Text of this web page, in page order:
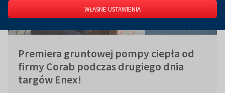
Premiera gruntowej pompy ciepła od
firmy Corab podczas drugiego dnia
targów Enex!
WŁASNE USTAWIENIA